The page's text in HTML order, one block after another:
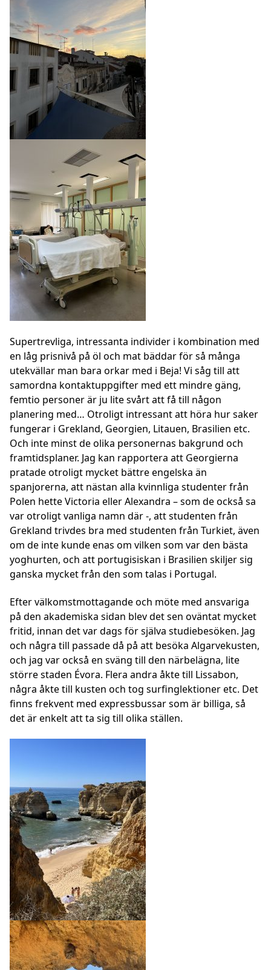
Supertrevliga, intressanta individer i kombination med
en låg prisnivå på öl och mat bäddar för så många
utekvällar man bara orkar med i Beja! Vi såg till att
samordna kontaktuppgifter med ett mindre gäng,
femtio personer är ju lite svårt att få till någon
planering med… Otroligt intressant att höra hur saker
fungerar i Grekland, Georgien, Litauen, Brasilien etc.
Och inte minst de olika personernas bakgrund och
framtidsplaner. Jag kan rapportera att Georgierna
pratade otroligt mycket bättre engelska än
spanjorerna, att nästan alla kvinnliga studenter från
Polen hette Victoria eller Alexandra – som de också sa
var otroligt vanliga namn där -, att studenten från
Grekland trivdes bra med studenten från Turkiet, även
om de inte kunde enas om vilken som var den bästa
yoghurten, och att portugisiskan i Brasilien skiljer sig
ganska mycket från den som talas i Portugal.
Efter välkomstmottagande och möte med ansvariga
på den akademiska sidan blev det sen oväntat mycket
fritid, innan det var dags för själva studiebesöken. Jag
och några till passade då på att besöka Algarvekusten,
och jag var också en sväng till den närbelägna, lite
större staden Évora. Flera andra åkte till Lissabon,
några åkte till kusten och tog surfinglektioner etc. Det
finns frekvent med expressbussar som är billiga, så
det är enkelt att ta sig till olika ställen.